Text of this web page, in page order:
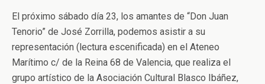
El próximo sábado día 23, los amantes de “Don Juan
Tenorio” de José Zorrilla, podemos asistir a su
representación (lectura escenificada) en el Ateneo
Marítimo c/ de la Reina 68 de Valencia, que realiza el
grupo artístico de la Asociación Cultural Blasco Ibáñez,